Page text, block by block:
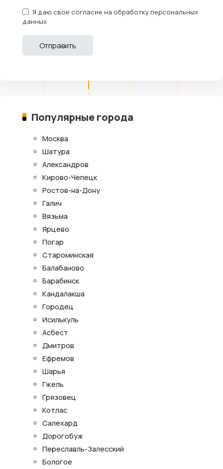
Я даю свое согласие на обработку персональных
данных
Популярные города
Москва
Шатура
Александров
Кирово-Чепецк
Ростов-на-Дону
Галич
Вязьма
Ярцево
Погар
Староминская
Балабаново
Барабинск
Кандалакша
Городец
Исилькуль
Асбест
Дмитров
Ефремов
Шарья
Гжель
Грязовец
Котлас
Салехард
Дорогобуж
Переславль-Залесский
Бологое